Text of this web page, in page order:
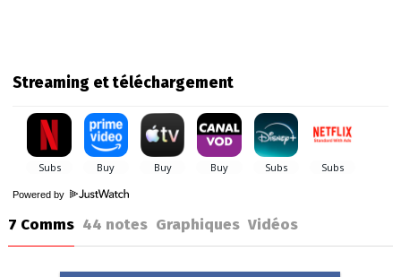
Streaming et téléchargement
Powered by
7 Comms 44 notes Graphiques Vidéos